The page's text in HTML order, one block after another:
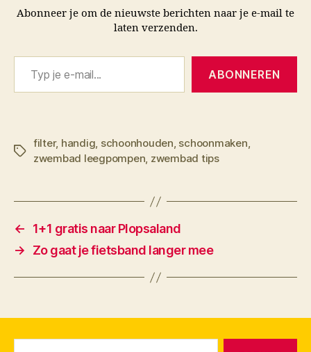
Abonneer je om de nieuwste berichten naar je e-mail te
laten verzenden.
Typ je e-mail...
ABONNEREN
Tags
filter, handig, schoonhouden, schoonmaken,
zwembad leegpompen, zwembad tips
←
1+1 gratis naar Plopsaland
→
Zo gaat je fietsband langer mee